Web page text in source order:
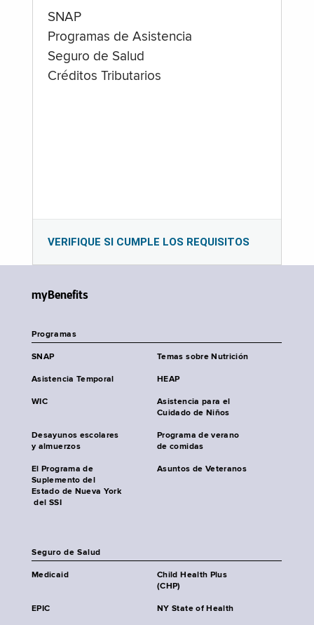
SNAP
Programas de Asistencia
Seguro de Salud
Créditos Tributarios
VERIFIQUE SI CUMPLE LOS REQUISITOS
myBenefits
Programas
SNAP Temas sobre Nutrición
Asistencia Temporal HEAP
WIC
Asistencia para el
Cuidado de Niños
Desayunos escolares
y almuerzos
Programa de verano
de comidas
El Programa de
Suplemento del
Estado de Nueva York
del SSI
Asuntos de Veteranos
Seguro de Salud
Medicaid
Child Health Plus
(CHP)
EPIC NY State of Health